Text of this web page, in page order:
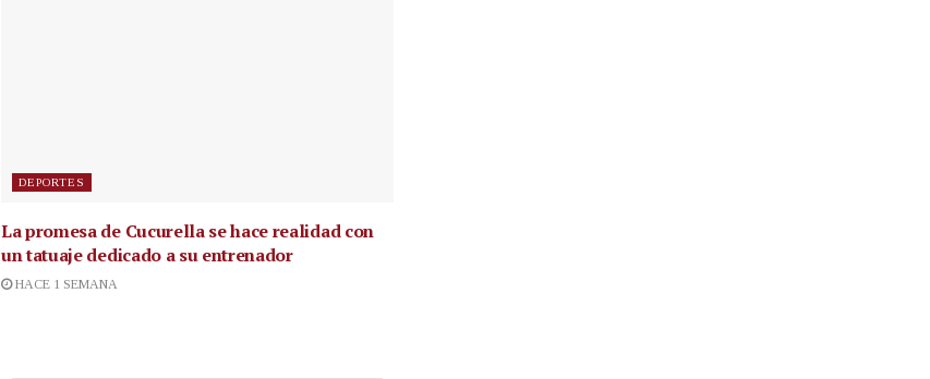
DEPORTES
La promesa de Cucurella se hace realidad con
un tatuaje dedicado a su entrenador
HACE 1 SEMANA